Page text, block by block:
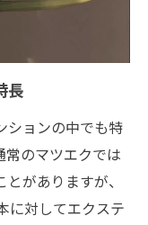
声
イント
ンドロックの
長
ションの中でも特
常のマツエクでは
がありますが、
に対してエクステ